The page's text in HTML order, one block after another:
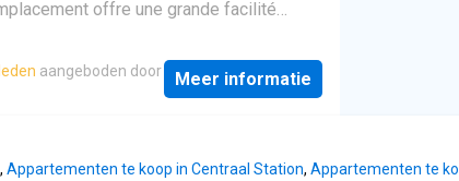
et lavabo) - sous-sol Bâtiment
isolés Avantages - situation centrale à
centre ville d'Anvers et de la gare
a été enti
offre une grande facilité
des principales voies d'accès et de divers
écoles et autres commodités
aangeboden door
Meer informatie
, Appartementen te koop in Centraal Station, Appartementen te